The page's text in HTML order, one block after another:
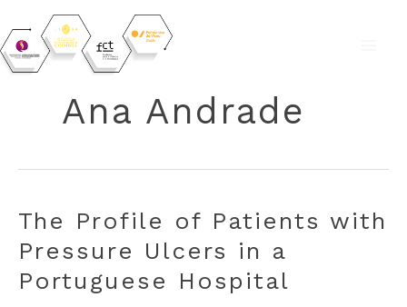
Skip
Ana Andrade
The Profile of Patients with
Pressure Ulcers in a
Portuguese Hospital